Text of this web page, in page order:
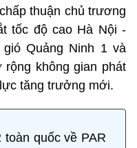
thuận chủ trương
tốc độ cao Hà Nội -
Quảng Ninh 1 và
không gian phát
tăng trưởng mới.
quốc về PAR